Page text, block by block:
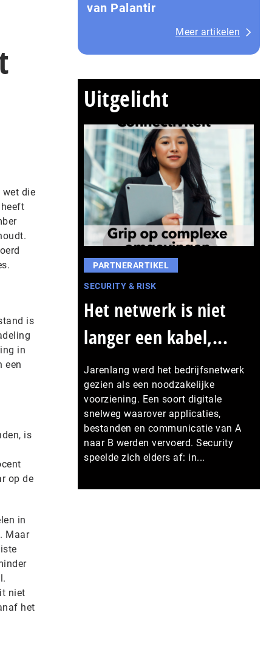
wet die
is
in
een
is
op de
in
Maar
niet
het
van Palantir
Meer artikelen
Uitgelicht
PARTNERARTIKEL
SECURITY & RISK
Het netwerk is niet
langer een kabel,...
Jarenlang werd het bedrijfsnetwerk
gezien als een noodzakelijke
voorziening. Een soort digitale
snelweg waarover applicaties,
bestanden en communicatie van A
naar B werden vervoerd. Security
speelde zich elders af: in...